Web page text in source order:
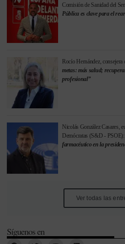
Comisión de Sanidad del
Pública es clave para el
Rocío Hernández,
metas: más salud;
profesional”
Nicolás González Casares,
Demócratas (S&D - PSOE):
farmacéutico en la
Ver todas las
Síguenos en